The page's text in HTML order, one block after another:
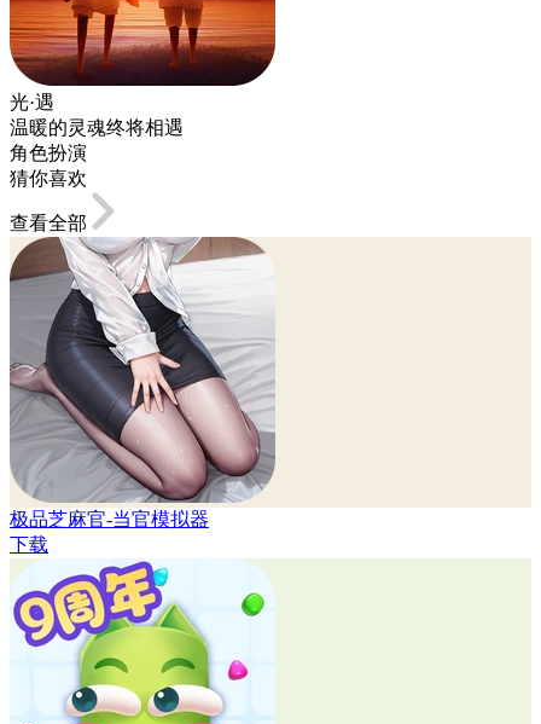
光·遇
温暖的灵魂终将相遇
角色扮演
猜你喜欢
查看全部
极品芝麻官-当官模拟器
下载